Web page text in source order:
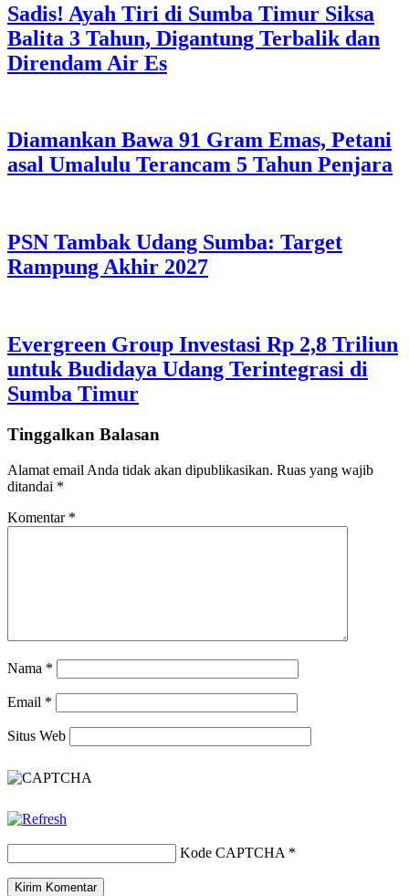
Sadis! Ayah Tiri di Sumba Timur Siksa
Balita 3 Tahun, Digantung Terbalik dan
Direndam Air Es
Diamankan Bawa 91 Gram Emas, Petani
asal Umalulu Terancam 5 Tahun Penjara
PSN Tambak Udang Sumba: Target
Rampung Akhir 2027
Evergreen Group Investasi Rp 2,8 Triliun
untuk Budidaya Udang Terintegrasi di
Sumba Timur
Tinggalkan Balasan
Alamat email Anda tidak akan dipublikasikan. Ruas yang wajib
ditandai *
Komentar *
Nama *
Email *
Situs Web
Kode CAPTCHA *